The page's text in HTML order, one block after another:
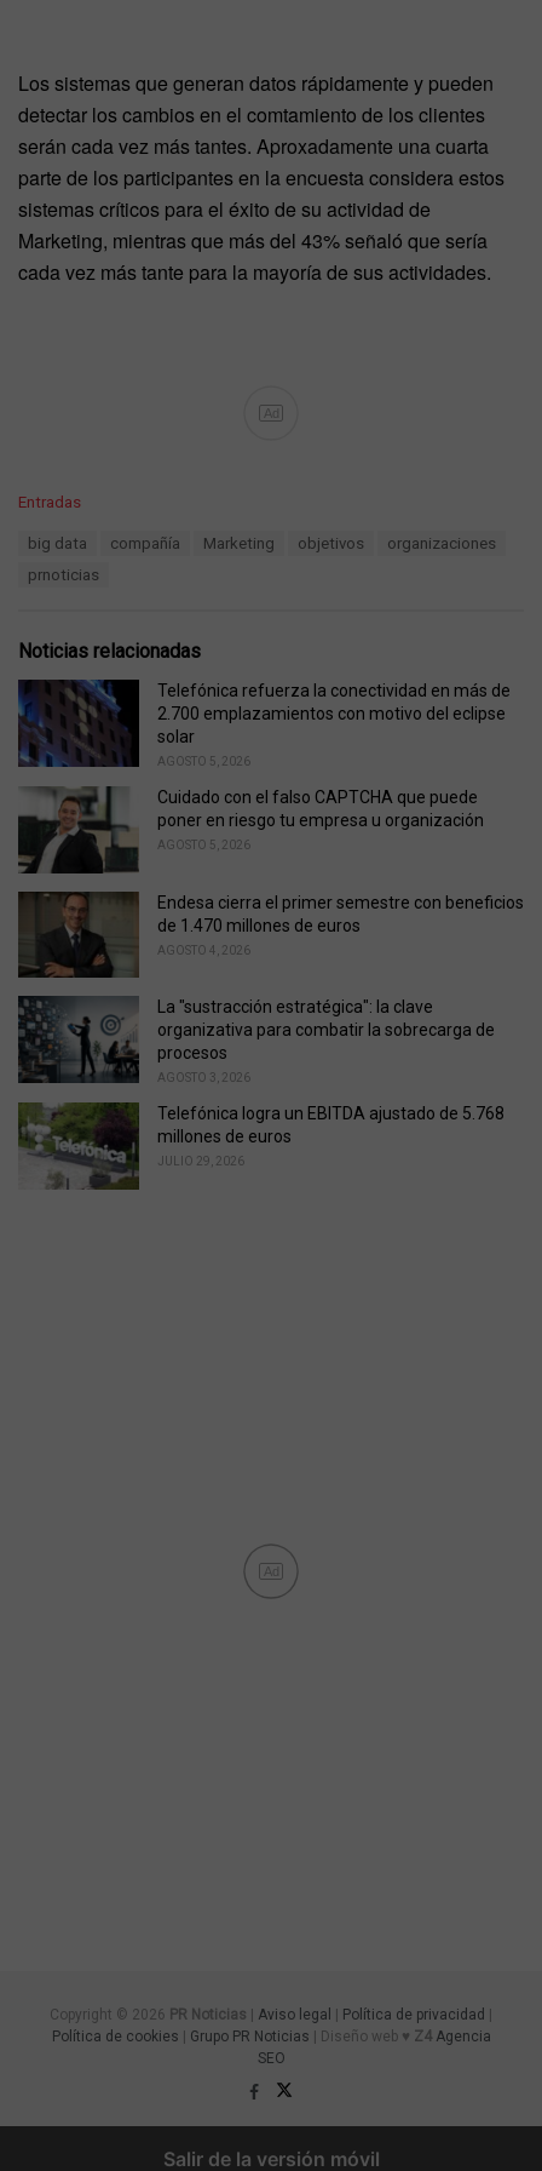
Los sistemas que generan datos rápidamente y pueden
detectar los cambios en el comtamiento de los clientes
serán cada vez más tantes. Aproxadamente una cuarta
parte de los participantes en la encuesta considera estos
sistemas críticos para el éxito de su actividad de
Marketing, mientras que más del 43% señaló que sería
cada vez más tante para la mayoría de sus actividades.
Ad
C
i
e
s
:
Entradas
big data compañía Marketing objetivos
organizaciones
prnoticias
Noticias relacionadas
Telefónica refuerza la conectividad en más de
2.700 emplazamientos con motivo del eclipse
solar
AGOSTO 5, 2026
Cuidado con el falso CAPTCHA que puede
poner en riesgo tu empresa u organización
AGOSTO 5, 2026
Endesa cierra el primer semestre con beneficios
de 1.470 millones de euros
AGOSTO 4, 2026
La "sustracción estratégica": la clave
organizativa para combatir la sobrecarga de
procesos
AGOSTO 3, 2026
Telefónica logra un EBITDA ajustado de 5.768
millones de euros
JULIO 29, 2026
Ad
Copyright © 2026 PR Noticias | Aviso legal | Política de privacidad |
Política de cookies | Grupo PR Noticias | Diseño web ♥ Z4 Agencia
SEO
Salir de la versión móvil